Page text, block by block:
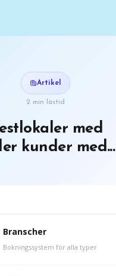
Artikel
2 min lästid
med
kunder med...
Branscher
Bokningssystem för alla typer